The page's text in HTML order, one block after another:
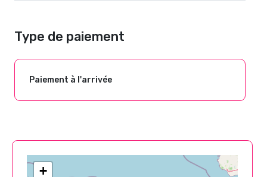
Type de paiement
Paiement à l'arrivée
+